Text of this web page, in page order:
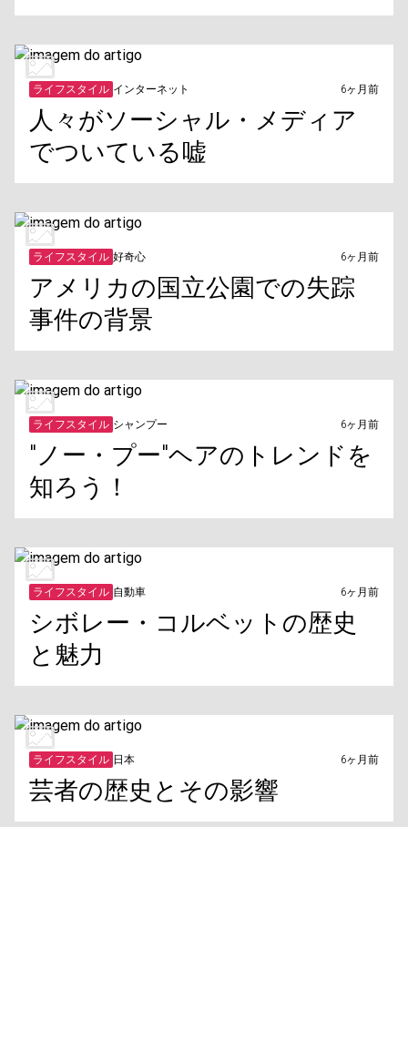
ライフスタイル インターネット 6ヶ月前
人々がソーシャル・メディア
でついている嘘
ライフスタイル 好奇心 6ヶ月前
アメリカの国立公園での失踪
事件の背景
ライフスタイル シャンプー 6ヶ月前
"ノー・プー"ヘアのトレンドを
知ろう！
ライフスタイル 自動車 6ヶ月前
シボレー・コルベットの歴史
と魅力
ライフスタイル 日本 6ヶ月前
芸者の歴史とその影響